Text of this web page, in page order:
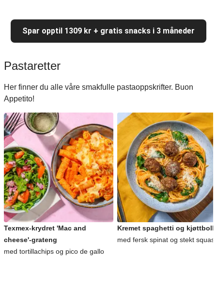
Spar opptil 1309 kr + gratis snacks i 3 måneder
Pastaretter
Her finner du alle våre smakfulle pastaoppskrifter. Buon
Appetito!
Texmex-krydret 'Mac and
cheese'-grateng
med tortillachips og pico de gallo
Kremet spaghetti og
med fersk spinat og stekt